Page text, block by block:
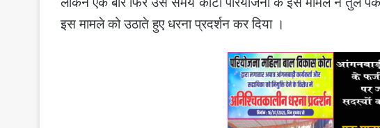
इस मामले को उठाते हुए धरना प्रदर्शन कर दिया ।